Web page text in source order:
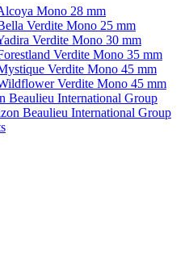
Mono 28 mm
Verdite Mono 25 mm
Verdite Mono 30 mm
Verdite Mono 35 mm
Verdite Mono 45 mm
Verdite Mono 45 mm
Beaulieu International Group
Beaulieu International Group